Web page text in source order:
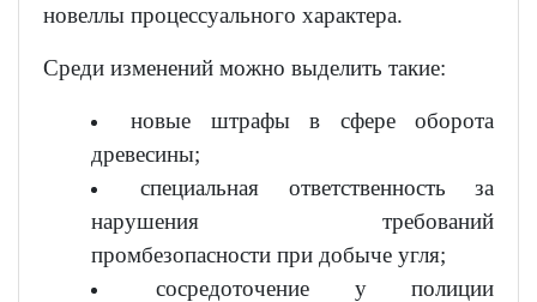
новеллы процессуального характера.
Среди изменений можно выделить такие:
новые штрафы в сфере оборота
древесины;
специальная ответственность за
нарушения требований
промбезопасности при добыче угля;
сосредоточение у полиции